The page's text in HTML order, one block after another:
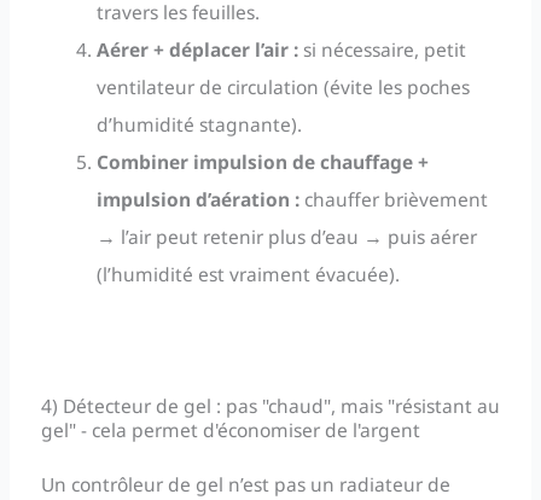
travers les feuilles.
Aérer + déplacer l’air : si nécessaire, petit
ventilateur de circulation (évite les poches
d’humidité stagnante).
Combiner impulsion de chauffage +
impulsion d’aération : chauffer brièvement
→ l’air peut retenir plus d’eau → puis aérer
(l’humidité est vraiment évacuée).
4) Détecteur de gel : pas "chaud", mais "résistant au
gel" - cela permet d'économiser de l'argent
Un contrôleur de gel n’est pas un radiateur de